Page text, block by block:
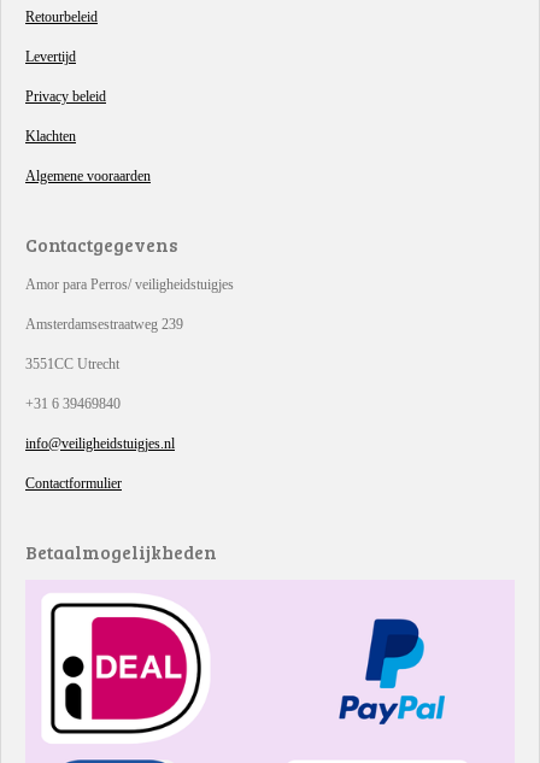
Retourbeleid
Levertijd
Privacy beleid
Klachten
Algemene vooraarden
Contactgegevens
Amor para Perros/ veiligheidstuigjes
Amsterdamsestraatweg 239
3551CC Utrecht
+31 6 39469840
info@veiligheidstuigjes.nl
Contactformulier
Betaalmogelijkheden